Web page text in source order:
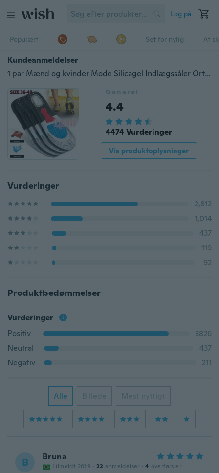
Log på
Populært Set for nylig At
Kundeanmeldelser
1 par Mænd og kvinder Mode Silicagel Indlægssåler Ortotiske sportsløbesko Indlægssåler størrelse (35-46)
Generel
4.4
4474 Vurderinger
Vis produktoplysninger
Vurderinger
2,812
1,014
437
119
92
Produktbedømmelser
Vurderinger
Positiv
3826
Neutral
437
Negativ
211
Alle Billede Mest nyttigt
B Bruna
Tilmeldt 2019 · 22 anmeldelser · 4 overførsler